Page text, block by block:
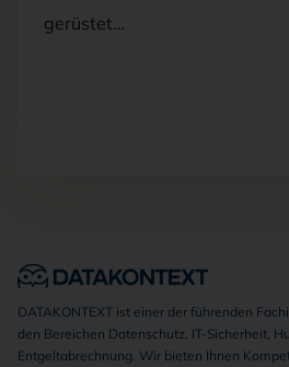
gerüstet…
DATAKONTEXT ist einer der führenden
den Bereichen Datenschutz, IT-Sicherheit,
Entgeltabrechnung. Wir bieten Ihnen